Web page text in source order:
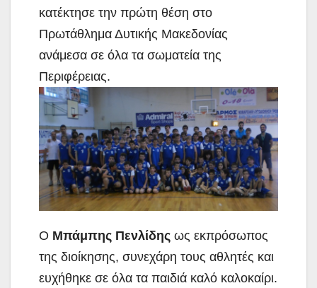
κατέκτησε την πρώτη θέση στο
Πρωτάθλημα Δυτικής Μακεδονίας
ανάμεσα σε όλα τα σωματεία της
Περιφέρειας.
Ο Μπάμπης Πενλίδης ως εκπρόσωπος
της διοίκησης, συνεχάρη τους αθλητές και
ευχήθηκε σε όλα τα παιδιά καλό καλοκαίρι.